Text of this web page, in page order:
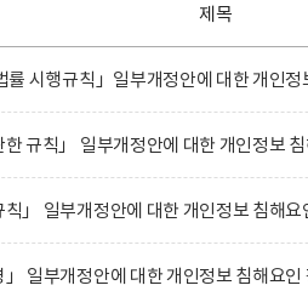
제목
률 시행규칙」일부개정안에 대한 개인
한 규칙」 일부개정안에 대한 개인정보
칙」 일부개정안에 대한 개인정보 침해요
」 일부개정안에 대한 개인정보 침해요인